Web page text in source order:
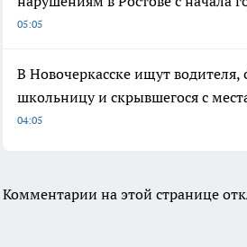
05:05
В Новочеркасске ищут водителя,
школьницу и скрывшегося с
04:05
Комментарии на этой странице